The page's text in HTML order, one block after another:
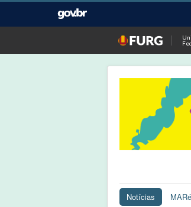
Notícias